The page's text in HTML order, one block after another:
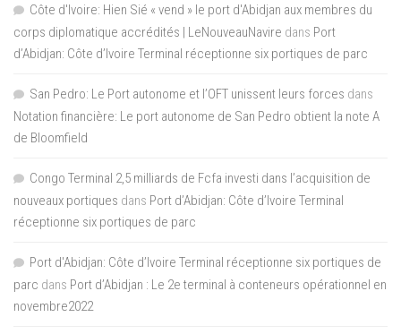
Côte d'Ivoire: Hien Sié « vend » le port d'Abidjan aux membres du
corps diplomatique accrédités | LeNouveauNavire dans Port
d’Abidjan: Côte d’Ivoire Terminal réceptionne six portiques de parc
San Pedro: Le Port autonome et l’OFT unissent leurs forces dans
Notation financière: Le port autonome de San Pedro obtient la note A
de Bloomfield
Congo Terminal 2,5 milliards de Fcfa investi dans l’acquisition de
nouveaux portiques dans Port d’Abidjan: Côte d’Ivoire Terminal
réceptionne six portiques de parc
Port d'Abidjan: Côte d’Ivoire Terminal réceptionne six portiques de
parc dans Port d’Abidjan : Le 2e terminal à conteneurs opérationnel en
novembre2022